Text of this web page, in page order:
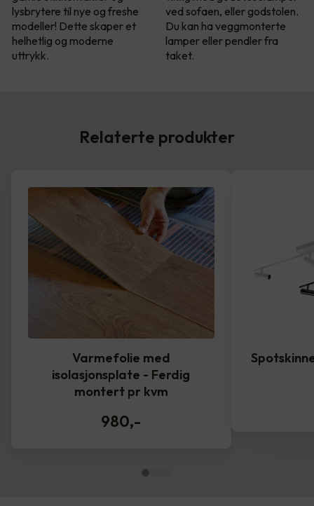
lysbrytere til nye og freshe
modeller! Dette skaper et
helhetlig og moderne
uttrykk.
ved sofaen, eller godstolen.
Du kan ha veggmonterte
lamper eller pendler fra
taket.
Relaterte produkter
Varmefolie med
isolasjonsplate - Ferdig
montert pr kvm
980,-